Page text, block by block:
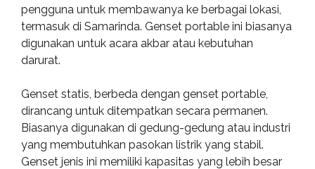
pengguna untuk membawanya ke berbagai lokasi,
termasuk di Samarinda. Genset portable ini biasanya
digunakan untuk acara akbar atau kebutuhan
darurat.
Genset statis, berbeda dengan genset portable,
dirancang untuk ditempatkan secara permanen.
Biasanya digunakan di gedung-gedung atau industri
yang membutuhkan pasokan listrik yang stabil.
Genset jenis ini memiliki kapasitas yang lebih besar